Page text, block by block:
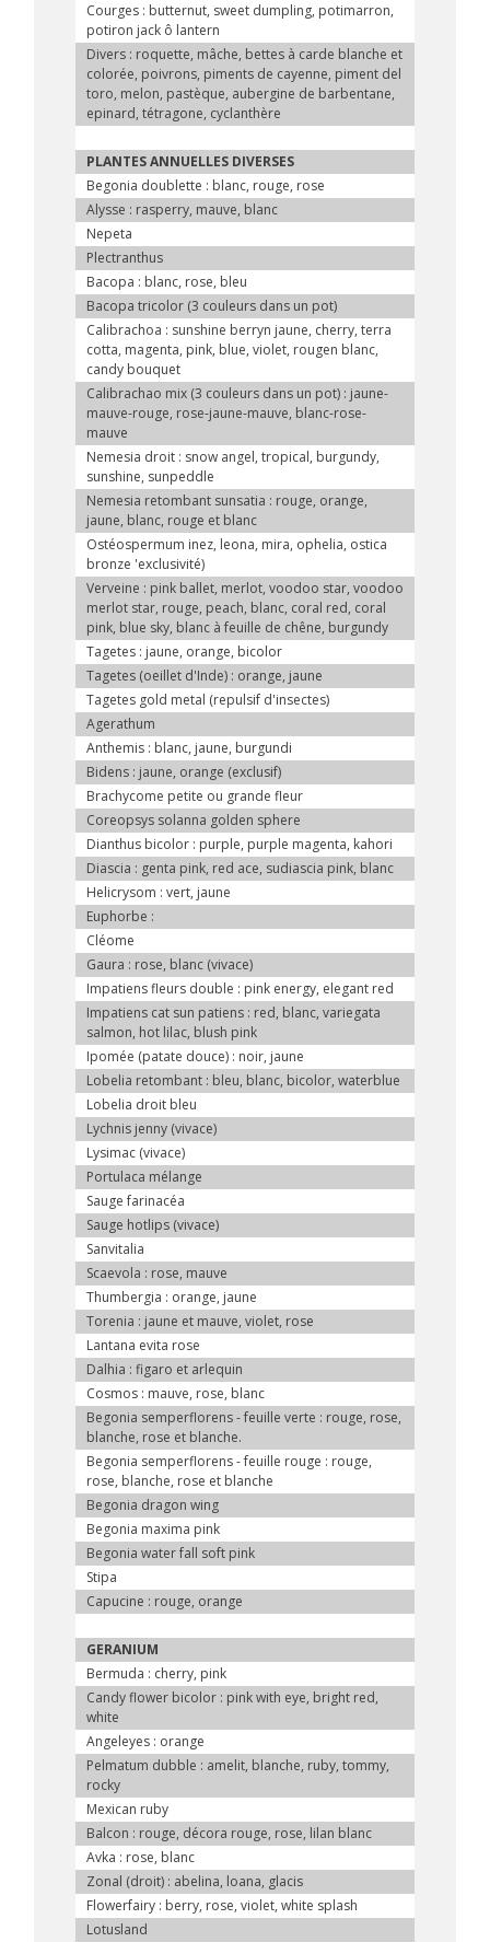
Courges : butternut, sweet dumpling, potimarron,
potiron jack ô lantern
Divers : roquette, mâche, bettes à carde blanche et
colorée, poivrons, piments de cayenne, piment del
toro, melon, pastèque, aubergine de barbentane,
epinard, tétragone, cyclanthère
PLANTES ANNUELLES DIVERSES
Begonia doublette : blanc, rouge, rose
Alysse : rasperry, mauve, blanc
Nepeta
Plectranthus
Bacopa : blanc, rose, bleu
Bacopa tricolor (3 couleurs dans un pot)
Calibrachoa : sunshine berryn jaune, cherry, terra
cotta, magenta, pink, blue, violet, rougen blanc,
candy bouquet
Calibrachao mix (3 couleurs dans un pot) : jaune-
mauve-rouge, rose-jaune-mauve, blanc-rose-
mauve
Nemesia droit : snow angel, tropical, burgundy,
sunshine, sunpeddle
Nemesia retombant sunsatia : rouge, orange,
jaune, blanc, rouge et blanc
Ostéospermum inez, leona, mira, ophelia, ostica
bronze 'exclusivité)
Verveine : pink ballet, merlot, voodoo star, voodoo
merlot star, rouge, peach, blanc, coral red, coral
pink, blue sky, blanc à feuille de chêne, burgundy
Tagetes : jaune, orange, bicolor
Tagetes (oeillet d'Inde) : orange, jaune
Tagetes gold metal (repulsif d'insectes)
Agerathum
Anthemis : blanc, jaune, burgundi
Bidens : jaune, orange (exclusif)
Brachycome petite ou grande fleur
Coreopsys solanna golden sphere
Dianthus bicolor : purple, purple magenta, kahori
Diascia : genta pink, red ace, sudiascia pink, blanc
Helicrysom : vert, jaune
Euphorbe :
Cléome
Gaura : rose, blanc (vivace)
Impatiens fleurs double : pink energy, elegant red
Impatiens cat sun patiens : red, blanc, variegata
salmon, hot lilac, blush pink
Ipomée (patate douce) : noir, jaune
Lobelia retombant : bleu, blanc, bicolor, waterblue
Lobelia droit bleu
Lychnis jenny (vivace)
Lysimac (vivace)
Portulaca mélange
Sauge farinacéa
Sauge hotlips (vivace)
Sanvitalia
Scaevola : rose, mauve
Thumbergia : orange, jaune
Torenia : jaune et mauve, violet, rose
Lantana evita rose
Dalhia : figaro et arlequin
Cosmos : mauve, rose, blanc
Begonia semperflorens - feuille verte : rouge, rose,
blanche, rose et blanche.
Begonia semperflorens - feuille rouge : rouge,
rose, blanche, rose et blanche
Begonia dragon wing
Begonia maxima pink
Begonia water fall soft pink
Stipa
Capucine : rouge, orange
GERANIUM
Bermuda : cherry, pink
Candy flower bicolor : pink with eye, bright red,
white
Angeleyes : orange
Pelmatum dubble : amelit, blanche, ruby, tommy,
rocky
Mexican ruby
Balcon : rouge, décora rouge, rose, lilan blanc
Avka : rose, blanc
Zonal (droit) : abelina, loana, glacis
Flowerfairy : berry, rose, violet, white splash
Lotusland